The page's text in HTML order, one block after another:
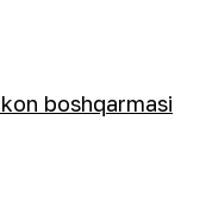
boshqarmasi